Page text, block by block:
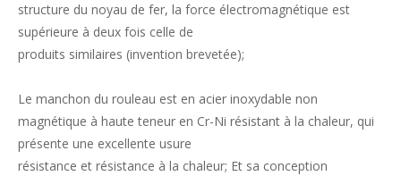
structure du noyau de fer, la force électromagnétique est
supérieure à deux fois celle de
produits similaires (invention brevetée);
Le manchon du rouleau est en acier inoxydable non
magnétique à haute teneur en Cr-Ni résistant à la chaleur, qui
présente une excellente usure
résistance et résistance à la chaleur; Et sa conception